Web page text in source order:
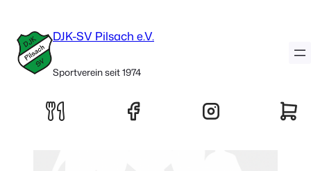
DJK-SV Pilsach e.V.
Sportverein seit 1974
F-Jugend (U9)